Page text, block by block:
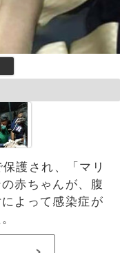
護され、「マリ
赤ちゃんが、腹
よって感染症が